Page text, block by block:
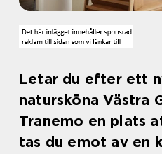
Letar du efter ett
natursköna Västra
Tranemo en plats
tas du emot av en